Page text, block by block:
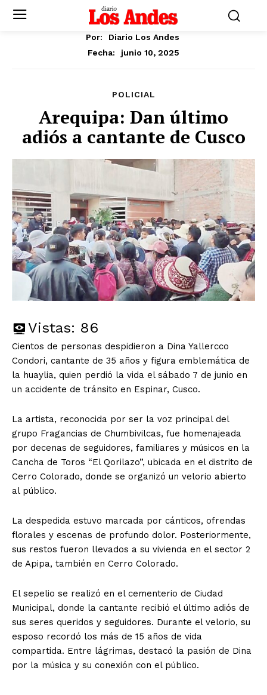
Por:
Diario Los Andes
Fecha:
junio 10, 2025
POLICIAL
Arequipa: Dan último
adiós a cantante de Cusco
Vistas: 86
Cientos de personas despidieron a Dina Yallercco
Condori, cantante de 35 años y figura emblemática de
la huaylia, quien perdió la vida el sábado 7 de junio en
un accidente de tránsito en Espinar, Cusco.
La artista, reconocida por ser la voz principal del
grupo Fragancias de Chumbivilcas, fue homenajeada
por decenas de seguidores, familiares y músicos en la
Cancha de Toros “El Qorilazo”, ubicada en el distrito de
Cerro Colorado, donde se organizó un velorio abierto
al público.
La despedida estuvo marcada por cánticos, ofrendas
florales y escenas de profundo dolor. Posteriormente,
sus restos fueron llevados a su vivienda en el sector 2
de Apipa, también en Cerro Colorado.
El sepelio se realizó en el cementerio de Ciudad
Municipal, donde la cantante recibió el último adiós de
sus seres queridos y seguidores. Durante el velorio, su
esposo recordó los más de 15 años de vida
compartida. Entre lágrimas, destacó la pasión de Dina
por la música y su conexión con el público.